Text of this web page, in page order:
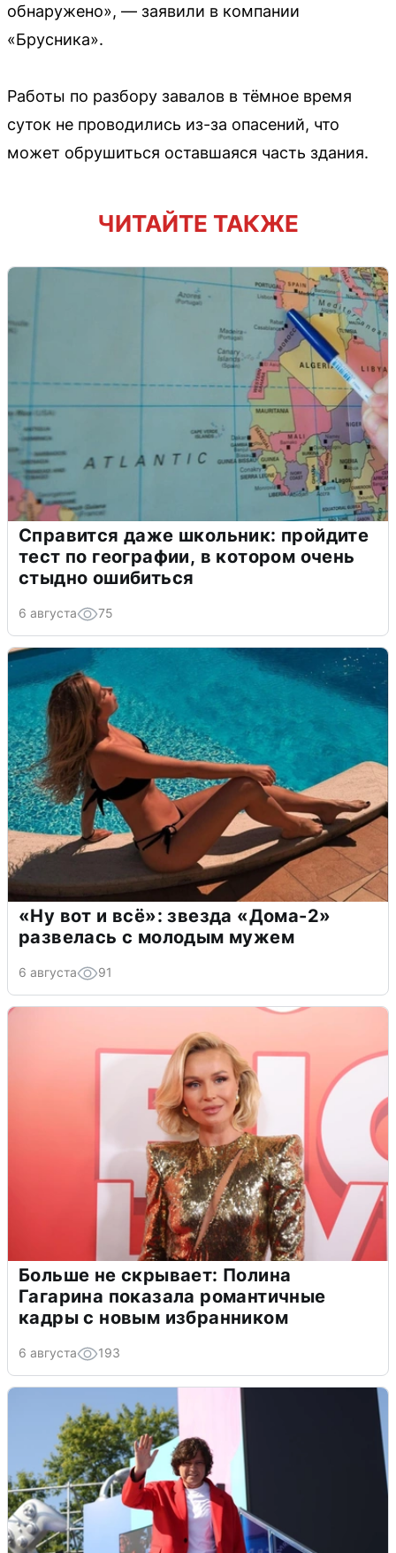
обнаружено», — заявили в компании
«Брусника».
Работы по разбору завалов в тёмное время
суток не проводились из-за опасений, что
может обрушиться оставшаяся часть здания.
ЧИТАЙТЕ ТАКЖЕ
Справится даже школьник: пройдите
тест по географии, в котором очень
стыдно ошибиться
6 августа 75
«Ну вот и всё»: звезда «Дома-2»
развелась с молодым мужем
6 августа 91
Больше не скрывает: Полина
Гагарина показала романтичные
кадры с новым избранником
6 августа 193